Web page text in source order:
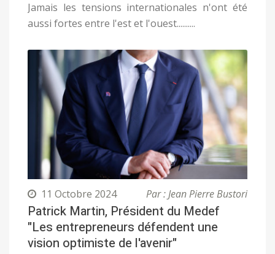
Jamais les tensions internationales n'ont été
aussi fortes entre l'est et l'ouest..........
11 Octobre 2024 Par : Jean Pierre Bustori
Patrick Martin, Président du Medef
"Les entrepreneurs défendent une
vision optimiste de l'avenir"